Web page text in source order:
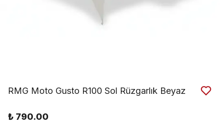
RMG Moto Gusto R100 Sol Rüzgarlık Beyaz
₺ 790.00